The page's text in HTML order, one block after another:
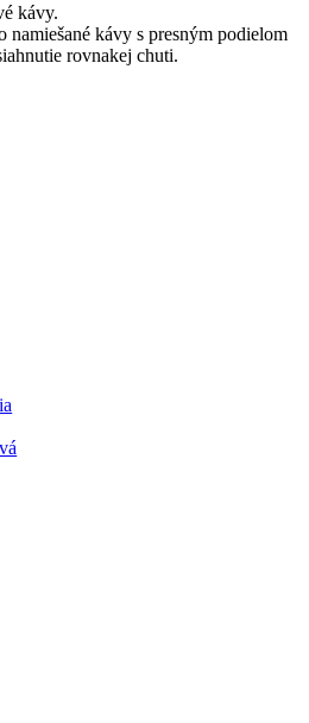
kávy.
namiešané kávy s presným podielom
rovnakej chuti.